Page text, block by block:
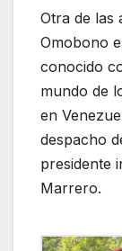
Otra de las
Omobono
conocido
mundo de
en
despacho
presidente
Marrero.